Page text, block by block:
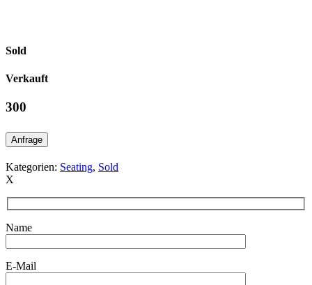
Sold
Verkauft
300
Anfrage
Kategorien: Seating, Sold
X
Name
E-Mail